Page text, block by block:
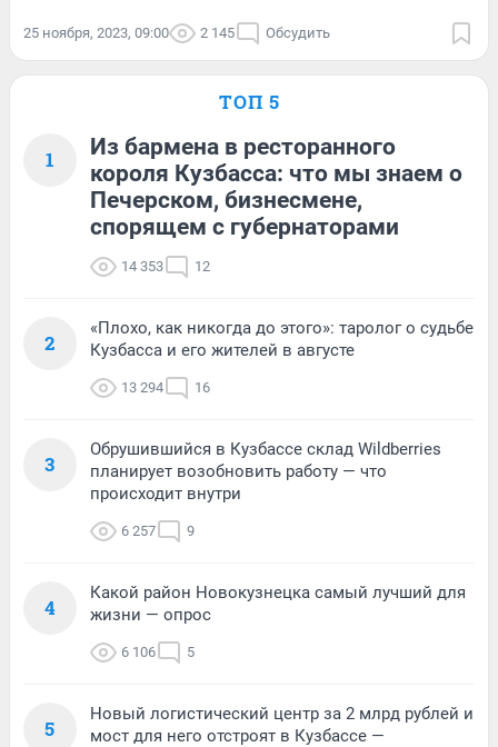
25 ноября, 2023, 09:00 2 145 Обсудить
ТОП 5
1
Из бармена в ресторанного
короля Кузбасса: что мы знаем о
Печерском, бизнесмене,
спорящем с губернаторами
14 353 12
2
«Плохо, как никогда до этого»: таролог о судьбе
Кузбасса и его жителей в августе
13 294 16
3
Обрушившийся в Кузбассе склад Wildberries
планирует возобновить работу — что
происходит внутри
6 257 9
4
Какой район Новокузнецка самый лучший для
жизни — опрос
6 106 5
5
Новый логистический центр за 2 млрд рублей и
мост для него отстроят в Кузбассе —